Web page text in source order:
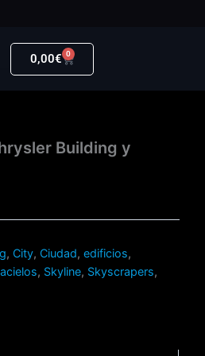
0,00€ 0
Carrito
Building y
,City,Ciudad,edificios,
, Skyline, Skyscrapers,